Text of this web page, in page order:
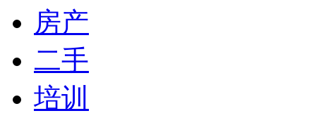
房产
二手
培训